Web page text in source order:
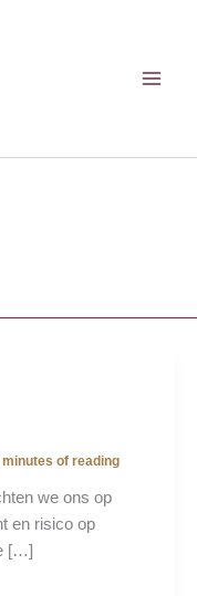
minutes of reading
we ons op
en risico op
[…]